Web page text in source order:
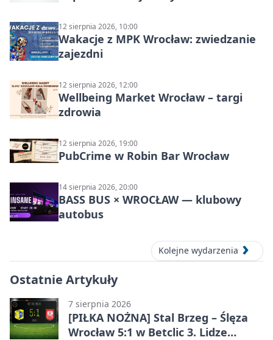
12 sierpnia 2026, 10:00
Wakacje z MPK Wrocław: zwiedzanie
zajezdni
12 sierpnia 2026, 12:00
Wellbeing Market Wrocław – targi
zdrowia
12 sierpnia 2026, 19:00
PubCrime w Robin Bar Wrocław
14 sierpnia 2026, 20:00
BASS BUS × WROCŁAW — klubowy
autobus
Kolejne wydarzenia
Ostatnie Artykuły
7 sierpnia 2026
[PIŁKA NOŻNA] Stal Brzeg – Ślęza
Wrocław 5:1 w Betclic 3. Lidze